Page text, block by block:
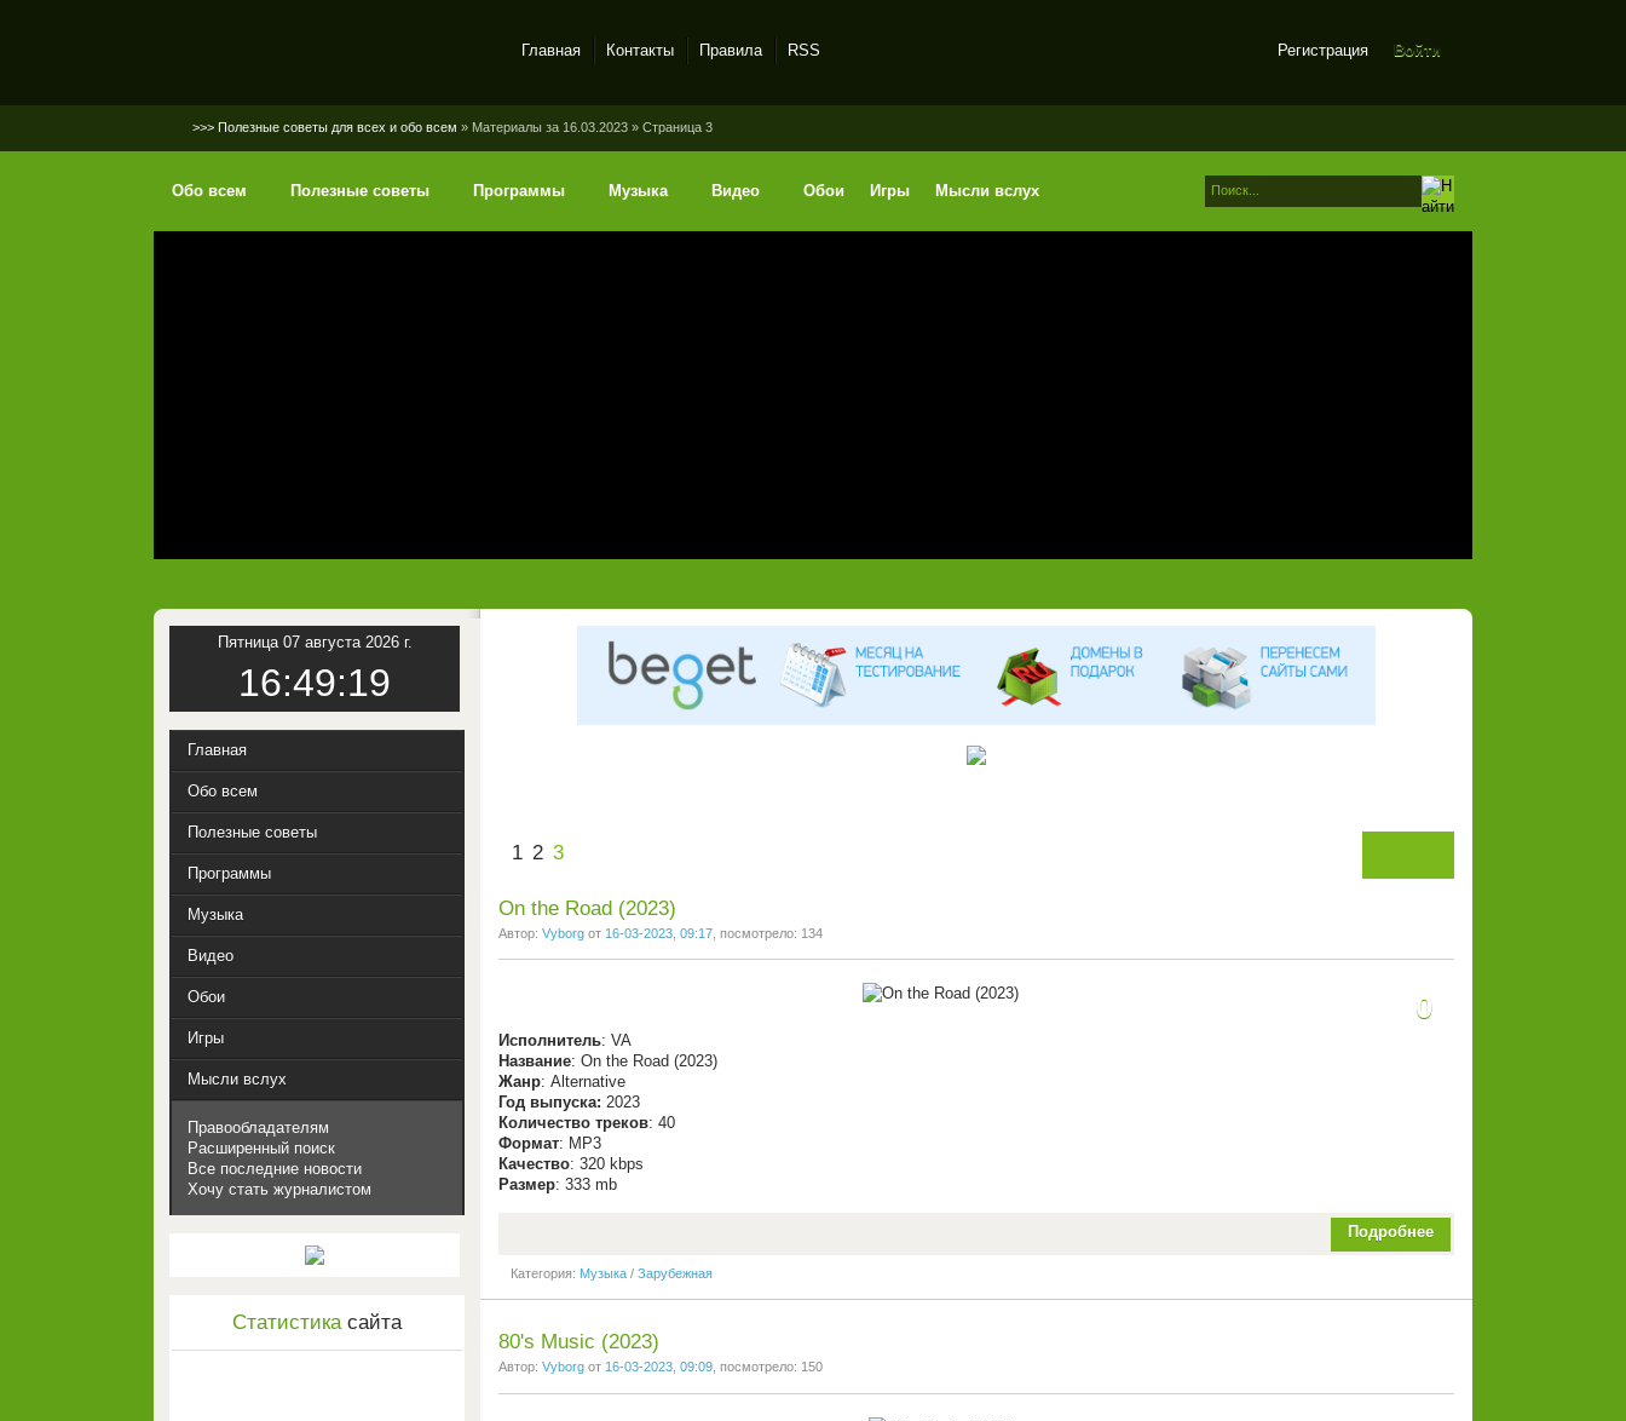
Регистрация Войти
Главная Контакты Правила RSS
>>> Полезные советы для всех и обо всем » Материалы за 16.03.2023 » Страница 3
Обо всем Полезные советы Программы Музыка Видео Обои Игры Мысли вслух
1 2 3 4 5 6 7
1 2 3
On the Road (2023)
Автор: Vyborg от 16-03-2023, 09:17 , посмотрело: 134
0
Исполнитель: VA
Название: On the Road (2023)
Жанр: Alternative
Год выпуска: 2023
Количество треков: 40
Формат: MP3
Качество: 320 kbps
Размер: 333 mb
Подробнее
Категория: Музыка / Зарубежная
80's Music (2023)
Автор: Vyborg от 16-03-2023, 09:09 , посмотрело: 150
Пятница 07 августа 2026 г.
16:49:19
Главная
Обо всем
Полезные советы
Программы
Музыка
Видео
Обои
Игры
Мысли вслух
Правообладателям
Расширенный поиск
Все последние новости
Хочу стать журналистом
Статистикасайта